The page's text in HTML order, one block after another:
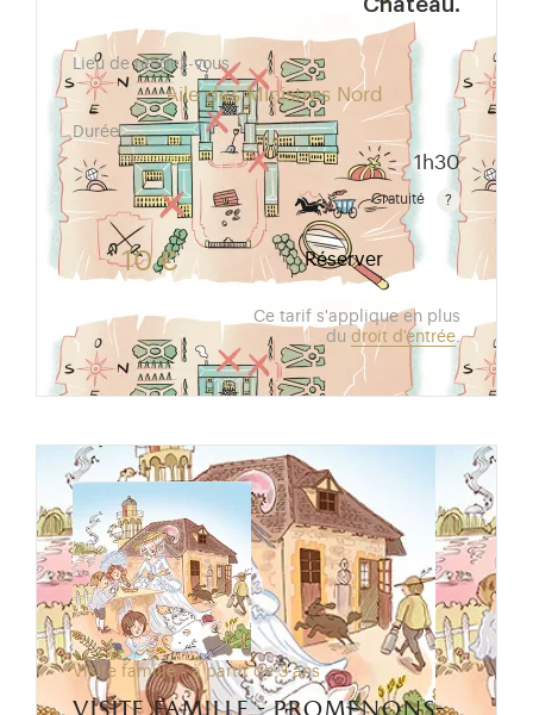
Lieu de rendez-vous
Aile des Ministres Nord
Durée
1h30
Gratuité
Gratuit pour les enfants de moins de 10 ans.Tarif
10 € Réserver
Ce tarif s'applique en plus
du droit d'entrée.
Visite famille - à partir de 3 ans